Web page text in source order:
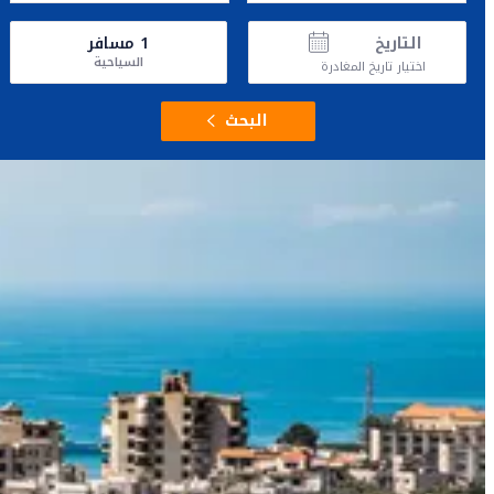
التاريخ
اختيار تاريخ المغادرة
1 مسافر
السياحية
البحث